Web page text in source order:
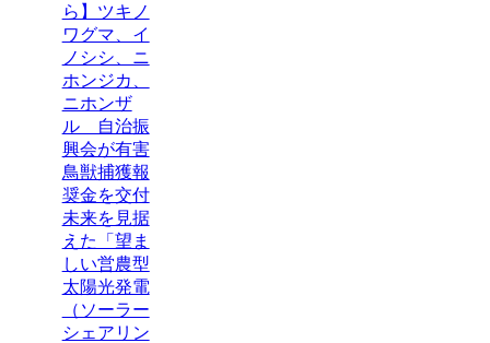
ら】ツキノ
ワグマ、イ
ノシシ、ニ
ホンジカ、
ニホンザ
ル 自治振
興会が有害
鳥獣捕獲報
奨金を交付
未来を見据
えた「望ま
しい営農型
太陽光発電
（ソーラー
シェアリン